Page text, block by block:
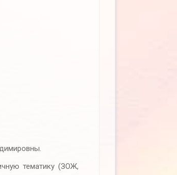
тематику (ЗОЖ,